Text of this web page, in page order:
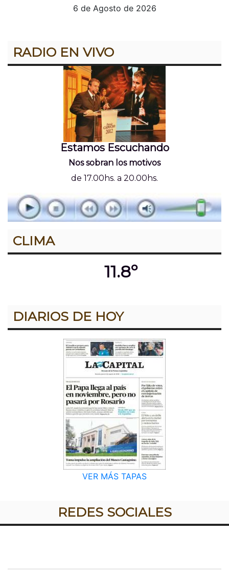
6 de Agosto de 2026
RADIO EN VIVO
Estamos Escuchando
Nos sobran los motivos
de 17.00hs. a 20.00hs.
CLIMA
11.8º
DIARIOS DE HOY
VER MÁS TAPAS
REDES SOCIALES